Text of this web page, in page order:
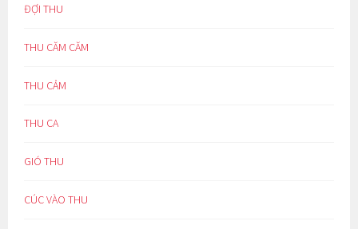
ĐỢI THU
THU CĂM CĂM
THU CẢM
THU CA
GIÓ THU
CÚC VÀO THU